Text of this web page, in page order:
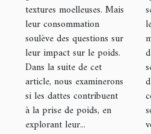
textures moelleuses. Mais
leur consommation
soulève des questions sur
leur impact sur le poids.
Dans la suite de cet
article, nous examinerons
si les dattes contribuent
à la prise de poids, en
explorant leur...